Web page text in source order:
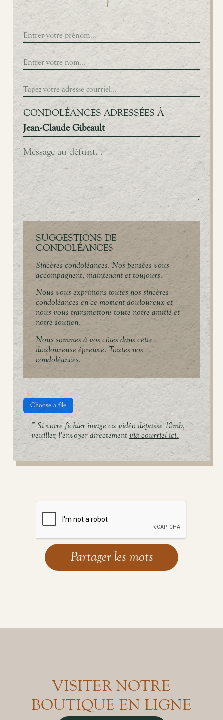
CONDOLÉANCES ADRESSÉES À
Jean-Claude Gibeault
SUGGESTIONS DE
CONDOLÉANCES
Sincères condoléances. Nos pensées vous
accompagnent, maintenant et toujours.
Nous vous exprimons toutes nos sincères
condoléances en ce moment douloureux et
nous vous transmettons toute notre amitié et
notre soutien.
Nous sommes à vos côtés dans cette
douloureuse épreuve. Toutes nos
condoléances.
Choose a file
* Si votre fichier image ou vidéo dépasse 10mb,
veuillez l'envoyer directement via courriel ici.
VISITER NOTRE
BOUTIQUE EN LIGNE